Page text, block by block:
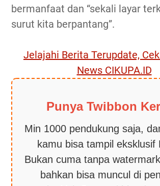
bermanfaat dan “sekali layar
surut kita berpantang”.
Jelajahi Berita Terupdate,
News CIKUPA.ID
Punya Twibbon
Min 1000 pendukung saja,
kamu bisa tampil eksklusif
Bukan cuma tanpa
bahkan bisa muncul di